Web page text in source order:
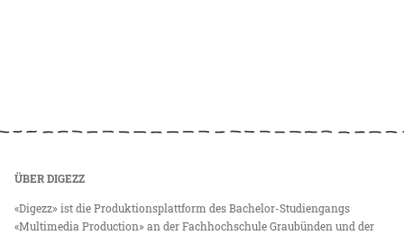
ÜBER DIGEZZ
«Digezz» ist die Produktionsplattform des Bachelor-Studiengangs
«Multimedia Production» an der Fachhochschule Graubünden und der